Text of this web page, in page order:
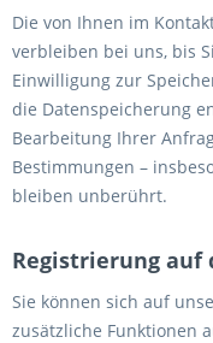
Die von Ihnen im
verbleiben bei uns, bis
Einwilligung zur
die Datenspeicherung
Bearbeitung Ihrer
Bestimmungen –
bleiben unberührt.
Registrierung auf
Sie können sich auf
zusätzliche Funktionen